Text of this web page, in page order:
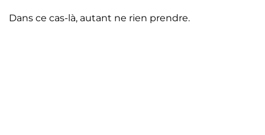
Dans ce cas-là, autant ne rien prendre.